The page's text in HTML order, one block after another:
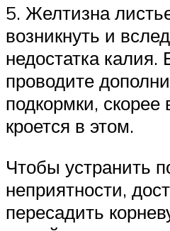
5. Желтизна
возникнуть и
недостатка
проводите
подкормки, скорее
кроется в этом.
Чтобы устранить
неприятности,
пересадить